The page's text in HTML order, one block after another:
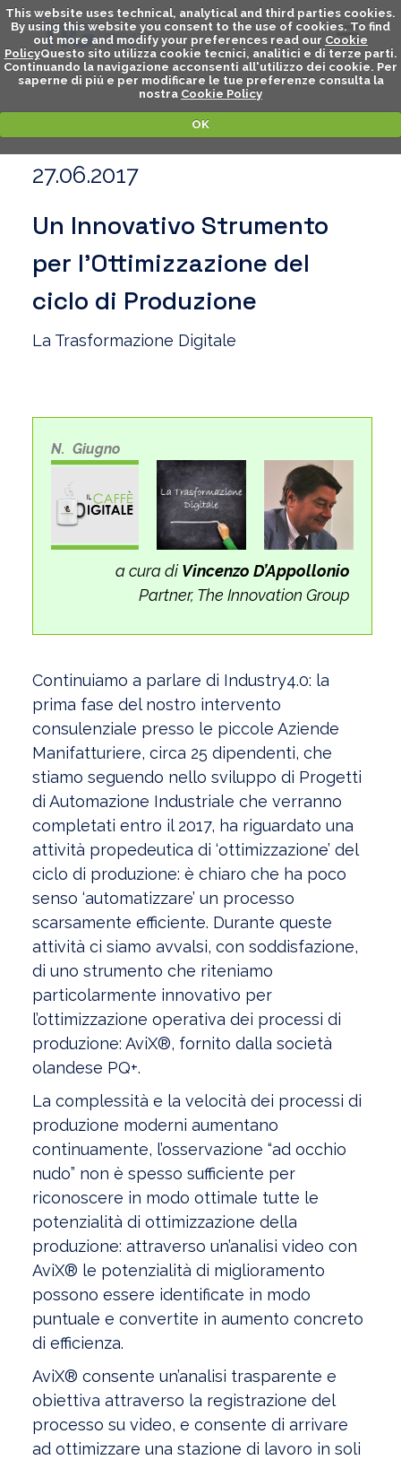
This website uses technical, analytical and third parties cookies.
By using this website you consent to the use of cookies. To find
out more and modify your preferences read our Cookie
PolicyQuesto sito utilizza cookie tecnici, analitici e di terze parti.
Continuando la navigazione acconsenti all'utilizzo dei cookie. Per
saperne di piú e per modificare le tue preferenze consulta la
nostra Cookie Policy
OK
27.06.2017
Un Innovativo Strumento
per l’Ottimizzazione del
ciclo di Produzione
La Trasformazione Digitale
N. Giugno
a cura di Vincenzo D’Appollonio
Partner, The Innovation Group
Continuiamo a parlare di Industry4.0: la
prima fase del nostro intervento
consulenziale presso le piccole Aziende
Manifatturiere, circa 25 dipendenti, che
stiamo seguendo nello sviluppo di Progetti
di Automazione Industriale che verranno
completati entro il 2017, ha riguardato una
attività propedeutica di ‘ottimizzazione’ del
ciclo di produzione: è chiaro che ha poco
senso ‘automatizzare’ un processo
scarsamente efficiente. Durante queste
attività ci siamo avvalsi, con soddisfazione,
di uno strumento che riteniamo
particolarmente innovativo per
l’ottimizzazione operativa dei processi di
produzione: AviX®, fornito dalla società
olandese PQ+.
La complessità e la velocità dei processi di
produzione moderni aumentano
continuamente, l’osservazione “ad occhio
nudo” non è spesso sufficiente per
riconoscere in modo ottimale tutte le
potenzialità di ottimizzazione della
produzione: attraverso un’analisi video con
AviX® le potenzialità di miglioramento
possono essere identificate in modo
puntuale e convertite in aumento concreto
di efficienza.
AviX® consente un’analisi trasparente e
obiettiva attraverso la registrazione del
processo su video, e consente di arrivare
ad ottimizzare una stazione di lavoro in soli